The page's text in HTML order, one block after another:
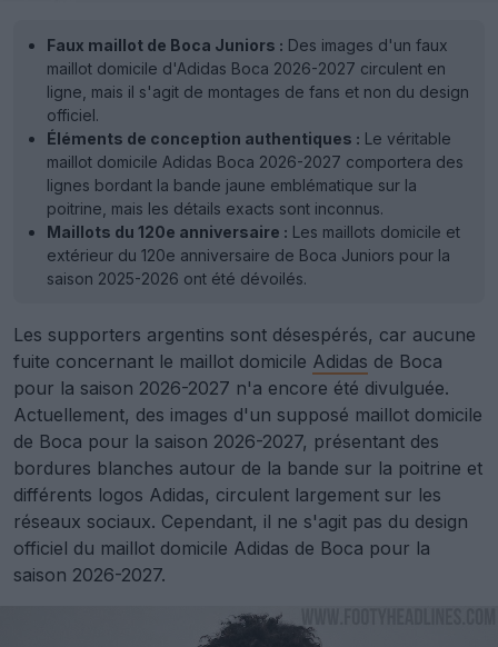
Faux maillot de Boca Juniors : Des images d'un faux
maillot domicile d'Adidas Boca 2026-2027 circulent en
ligne, mais il s'agit de montages de fans et non du design
officiel.
Éléments de conception authentiques : Le véritable
maillot domicile Adidas Boca 2026-2027 comportera des
lignes bordant la bande jaune emblématique sur la
poitrine, mais les détails exacts sont inconnus.
Maillots du 120e anniversaire : Les maillots domicile et
extérieur du 120e anniversaire de Boca Juniors pour la
saison 2025-2026 ont été dévoilés.
Les supporters argentins sont désespérés, car aucune
fuite concernant le maillot domicile Adidas de Boca
pour la saison 2026-2027 n'a encore été divulguée.
Actuellement, des images d'un supposé maillot domicile
de Boca pour la saison 2026-2027, présentant des
bordures blanches autour de la bande sur la poitrine et
différents logos Adidas, circulent largement sur les
réseaux sociaux. Cependant, il ne s'agit pas du design
officiel du maillot domicile Adidas de Boca pour la
saison 2026-2027.